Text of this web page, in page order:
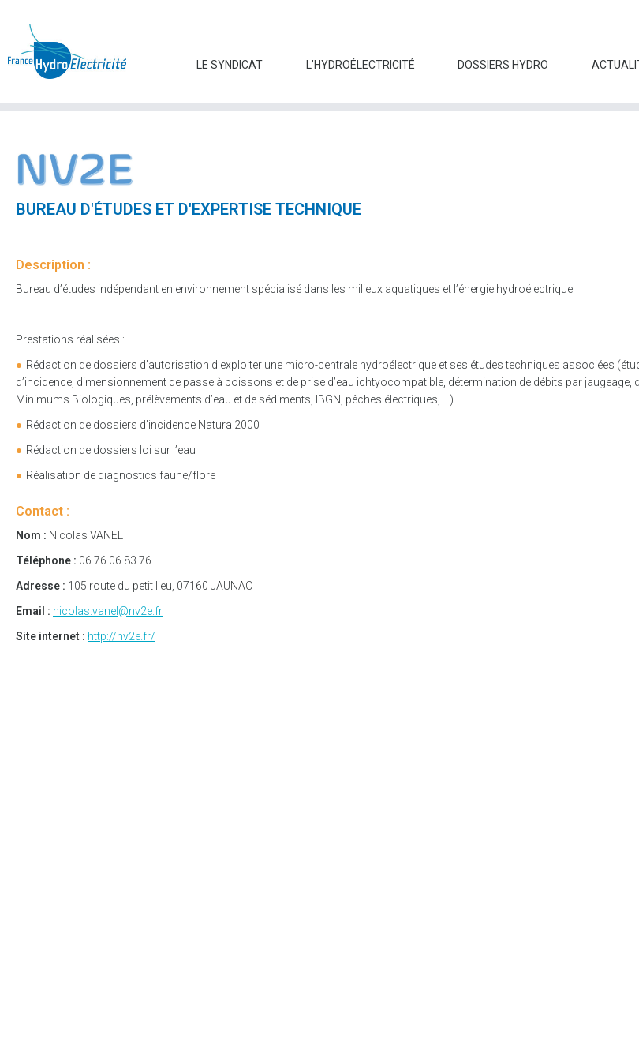
LE SYNDICAT L’HYDROÉLECTRICITÉ DOSSIERS HYDRO
BUREAU D'ÉTUDES ET D'EXPERTISE TECHNIQUE
Description :
Bureau d’études indépendant en environnement spécialisé dans les milieux aquatiques et l’énergie hydroélectrique
Prestations réalisées :
Rédaction de dossiers d’autorisation d’exploiter une micro-centrale hydroélectrique et ses études techniques associées
d’incidence, dimensionnement de passe à poissons et de prise d’eau ichtyocompatible, détermination de débits par jaugeage,
Minimums Biologiques, prélèvements d’eau et de sédiments, IBGN, pêches électriques, …)
Rédaction de dossiers d’incidence Natura 2000
Rédaction de dossiers loi sur l’eau
Réalisation de diagnostics faune/flore
Contact :
Nom : Nicolas VANEL
Téléphone : 06 76 06 83 76
Adresse : 105 route du petit lieu, 07160 JAUNAC
Email : nicolas.vanel@nv2e.fr
Site internet : http://nv2e.fr/